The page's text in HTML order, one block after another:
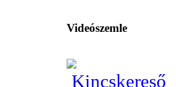
Videószemle
Kincskereső